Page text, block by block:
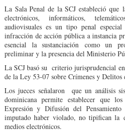
La Sala Penal de la SCJ estableció que
electrónicos, informáticos,
audiovisuales es un tipo penal
infracción de acción pública a instancia
esencial la sustanciación como un
preliminar y la presencia del Ministerio
La SCJ basó su criterio jurisprudencial
de la Ley 53-07 sobre Crímenes y
Los jueces señalaron que un análisis
dominicana permite establecer que
Expresión y Difusión del
imputado haber violado, no tipifican la
medios electrónicos.